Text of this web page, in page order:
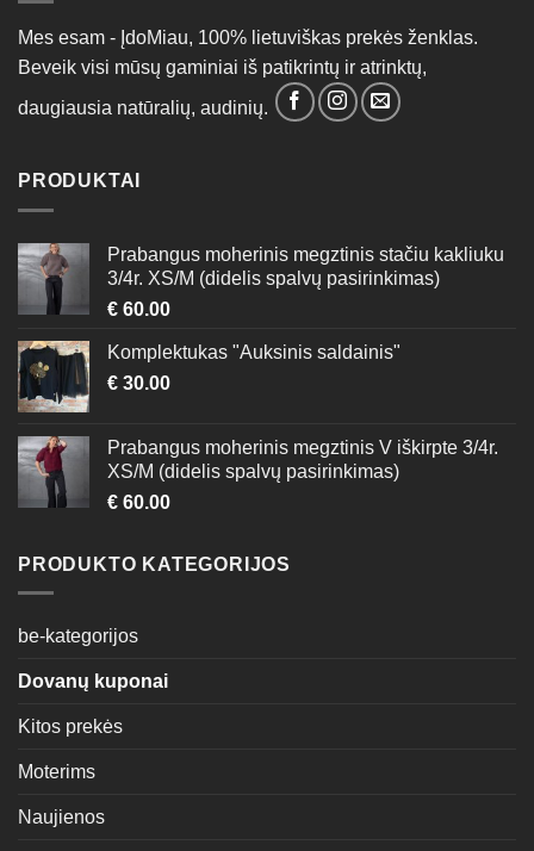
chosen
on
page
Mes esam - ĮdoMiau, 100% lietuviškas prekės ženklas.
Beveik visi mūsų gaminiai iš patikrintų ir atrinktų,
daugiausia natūralių, audinių.
PRODUKTAI
Prabangus moherinis megztinis stačiu kakliuku
3/4r. XS/M (didelis spalvų pasirinkimas)
€ 60.00
Komplektukas "Auksinis saldainis"
€ 30.00
Prabangus moherinis megztinis V iškirpte 3/4r.
XS/M (didelis spalvų pasirinkimas)
€ 60.00
PRODUKTO KATEGORIJOS
be-kategorijos
Dovanų kuponai
Kitos prekės
Moterims
Naujienos